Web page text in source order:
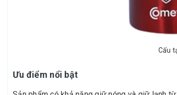
Cấu
Ưu điểm nổi bật